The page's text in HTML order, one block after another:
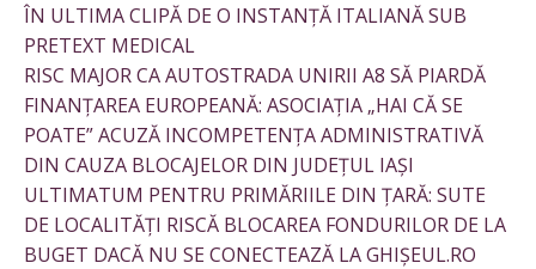
ÎN ULTIMA CLIPĂ DE O INSTANȚĂ ITALIANĂ SUB
PRETEXT MEDICAL
RISC MAJOR CA AUTOSTRADA UNIRII A8 SĂ PIARDĂ
FINANȚAREA EUROPEANĂ: ASOCIAȚIA „HAI CĂ SE
POATE” ACUZĂ INCOMPETENȚA ADMINISTRATIVĂ
DIN CAUZA BLOCAJELOR DIN JUDEȚUL IAȘI
ULTIMATUM PENTRU PRIMĂRIILE DIN ȚARĂ: SUTE
DE LOCALITĂȚI RISCĂ BLOCAREA FONDURILOR DE LA
BUGET DACĂ NU SE CONECTEAZĂ LA GHIȘEUL.RO